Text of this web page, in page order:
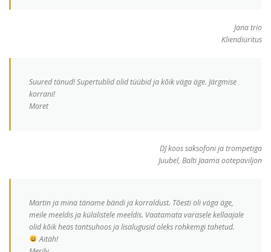
Jana trio
Kliendiüritus
Suured tänud! Supertublid olid tüübid ja kõik väga äge. Järgmise
korrani!
Maret
DJ koos saksofoni ja trompetiga
Juubel, Balti Jaama ootepaviljon
Martin ja mina täname bändi ja korraldust. Tõesti oli väga äge,
meile meeldis ja külalistele meeldis. Vaatamata varasele kellaajale
olid kõik heas tantsuhoos ja lisalugusid oleks rohkemgi tahetud.
Aitäh!